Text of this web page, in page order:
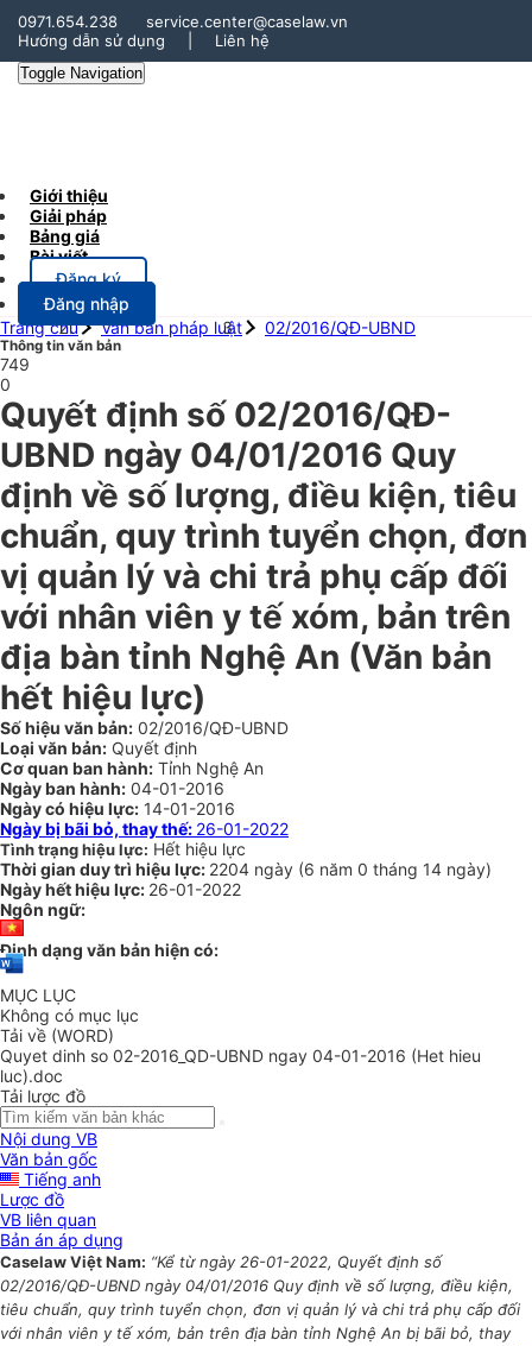
0971.654.238
service.center@caselaw.vn
Hướng dẫn sử dụng
Liên hệ
Toggle Navigation
Giới thiệu
Giải pháp
Bảng giá
Bài viết
Đăng ký
Đăng nhập
Trang chủ
Văn bản pháp luật 02/2016/QĐ-UBND
Thông tin văn bản
749
0
Quyết định số 02/2016/QĐ-
UBND ngày 04/01/2016 Quy
định về số lượng, điều kiện, tiêu
chuẩn, quy trình tuyển chọn, đơn
vị quản lý và chi trả phụ cấp đối
với nhân viên y tế xóm, bản trên
địa bàn tỉnh Nghệ An (Văn bản
hết hiệu lực)
Số hiệu văn bản: 02/2016/QĐ-UBND
Loại văn bản: Quyết định
Cơ quan ban hành: Tỉnh Nghệ An
Ngày ban hành: 04-01-2016
Ngày có hiệu lực: 14-01-2016
Ngày bị bãi bỏ, thay thế: 26-01-2022
Tình trạng hiệu lực: Hết hiệu lực
Thời gian duy trì hiệu lực: 2204 ngày (6 năm 0 tháng 14 ngày)
Ngày hết hiệu lực: 26-01-2022
Ngôn ngữ:
Định dạng văn bản hiện có:
MỤC LỤC
Không có mục lục
Tải về (WORD)
Quyet dinh so 02-2016_QD-UBND ngay 04-01-2016 (Het hieu
luc).doc
Tải lược đồ
Nội dung VB
Văn bản gốc
Tiếng anh
Lược đồ
VB liên quan
Bản án áp dụng
Caselaw Việt Nam: “Kể từ ngày 26-01-2022, Quyết định số
02/2016/QĐ-UBND ngày 04/01/2016 Quy định về số lượng, điều kiện,
tiêu chuẩn, quy trình tuyển chọn, đơn vị quản lý và chi trả phụ cấp đối
với nhân viên y tế xóm, bản trên địa bàn tỉnh Nghệ An bị bãi bỏ, thay